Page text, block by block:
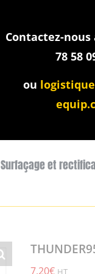
Contactez-nous
78 58
ou
Surfaçage et
7,20€ HT